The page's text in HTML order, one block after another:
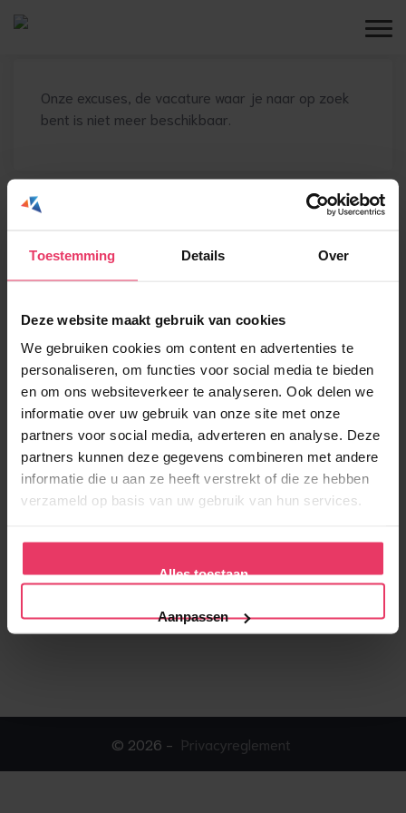
Toestemming Details Over
Deze website maakt gebruik van cookies
We gebruiken cookies om content en advertenties te
personaliseren, om functies voor social media te bieden
en om ons websiteverkeer te analyseren. Ook delen we
informatie over uw gebruik van onze site met onze
partners voor social media, adverteren en analyse. Deze
partners kunnen deze gegevens combineren met andere
informatie die u aan ze heeft verstrekt of die ze hebben
verzameld op basis van uw gebruik van hun services.
Alles toestaan
Aanpassen
Onze excuses, de vacature waar je naar op zoek
bent is niet meer beschikbaar.
© 2026 - Privacyreglement